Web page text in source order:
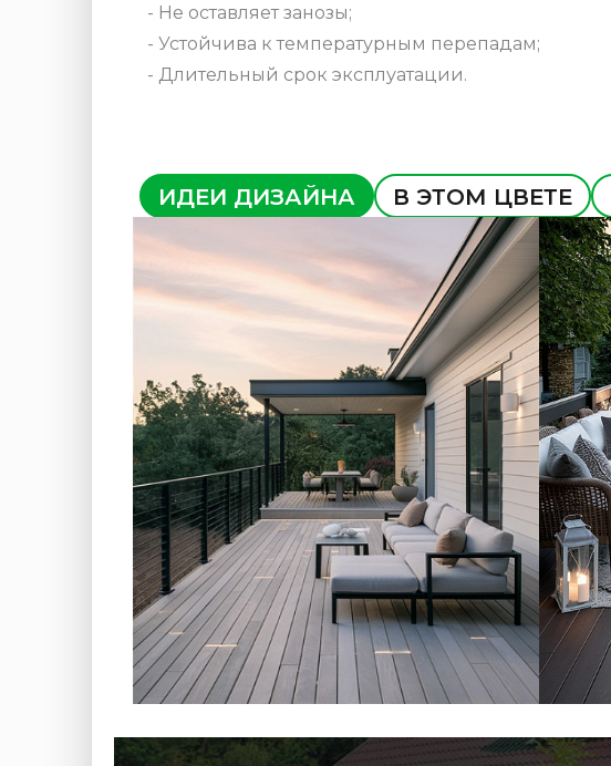
- Не оставляет занозы;
- Устойчива к температурным перепадам;
- Длительный срок эксплуатации.
ИДЕИ ДИЗАЙНА В ЭТОМ ЦВЕТЕ